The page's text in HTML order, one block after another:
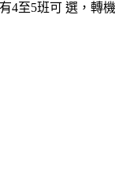
4至5班可 選，轉